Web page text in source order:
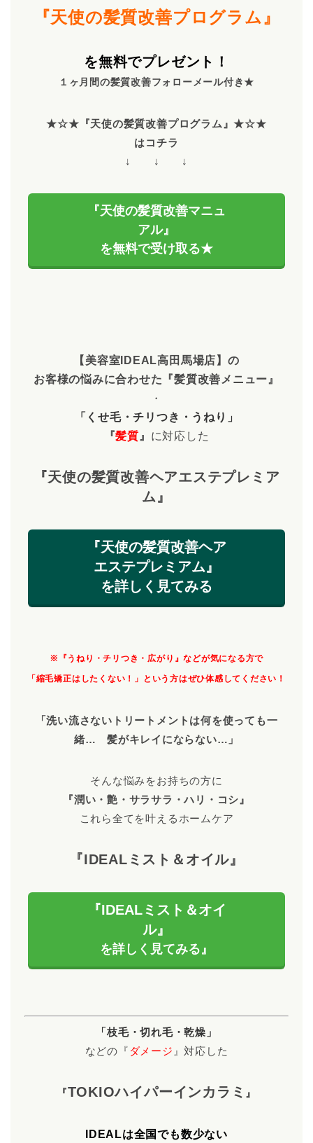
『天使の髪質改善プログラム』
を無料でプレゼント！
１ヶ月間の髪質改善フォローメール付き★
★☆★『天使の髪質改善プログラム』★☆★
はコチラ
↓ ↓ ↓
『天使の髪質改善マニュ
アル』
を無料で受け取る★
【美容室IDEAL高田馬場店】の
お客様の悩みに合わせた 『髪質改善メニュー』
・
「くせ毛・チリつき・うねり」
『髪質』 に対応した
『天使の髪質改善ヘアエステプレミア
ム』
『天使の髪質改善ヘア
エステプレミアム』
を詳しく見てみる
※『うねり・チリつき・広がり』などが気になる方で
「縮毛矯正はしたくない！」という方はぜひ体感してください！
「洗い流さないトリートメントは何を使っても一
緒… 髪がキレイにならない…」
そんな悩みをお持ちの方に
『潤い・艶・サラサラ・ハリ・コシ』
これら全てを叶えるホームケア
『IDEALミスト＆オイル』
『IDEALミスト＆オイ
ル』
を詳しく見てみる』
「枝毛・切れ毛・乾燥」
などの『 ダメージ 』対応した
『TOKIOハイパーインカラミ 』
IDEALは全国でも数少ない